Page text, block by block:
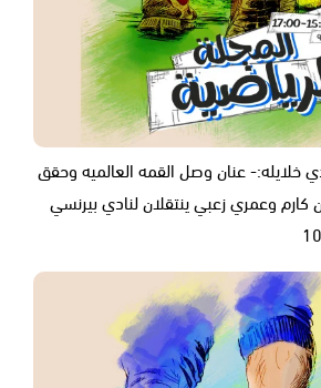
خلايله:- عنان وصل القمه العالميه وحقق
٢-الاخوان كارم وعمري زعبي ينتقلان لنادي بيرنسي